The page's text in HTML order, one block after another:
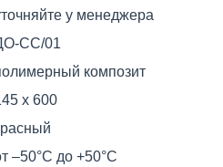
у менеджера
CC/01
композит
х 600
–50°С до +50°С